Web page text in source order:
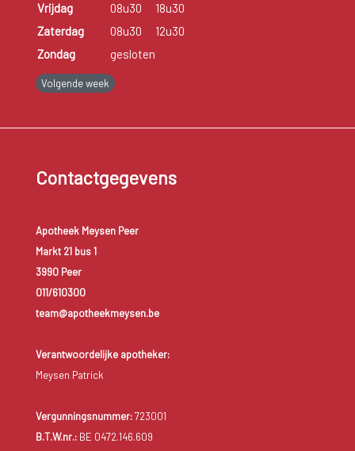
Vrijdag
08u30
18u30
Zaterdag
08u30
12u30
Zondag
gesloten
Volgende week
Contactgegevens
Apotheek Meysen Peer
Markt 21 bus 1
3990 Peer
011/610300
team@apotheekmeysen.be
Verantwoordelijke apotheker:
Meysen Patrick
Vergunningsnummer:723001
B.T.W.nr.:BE 0472.146.609